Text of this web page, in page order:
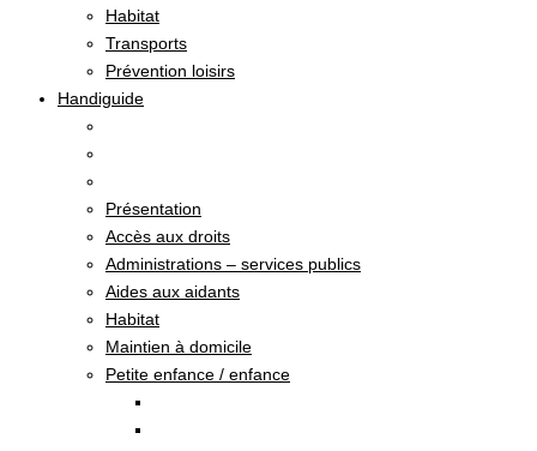
Habitat
Transports
Prévention loisirs
Handiguide
Présentation
Accès aux droits
Administrations – services publics
Aides aux aidants
Habitat
Maintien à domicile
Petite enfance / enfance